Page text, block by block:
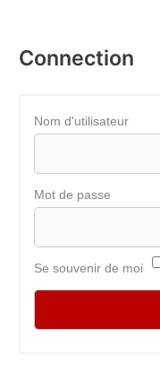
Connection
Nom d'utilisateur
Mot de passe
Se souvenir de moi